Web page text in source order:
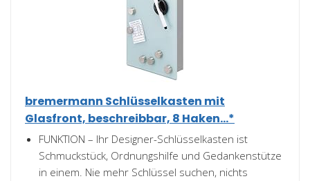
bremermann Schlüsselkasten mit
Glasfront, beschreibbar, 8 Haken...*
FUNKTION – Ihr Designer-Schlüsselkasten ist
Schmuckstück, Ordnungshilfe und Gedankenstütze
in einem. Nie mehr Schlüssel suchen, nichts